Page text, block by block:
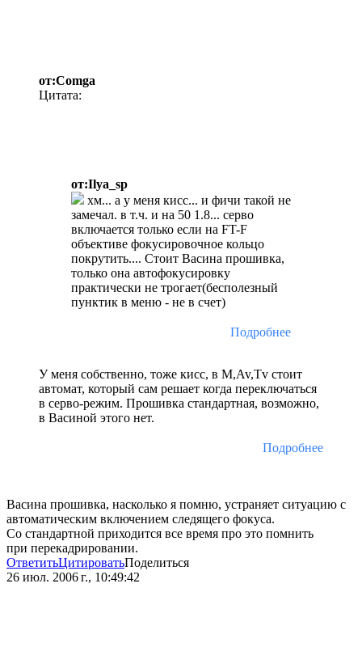
от:Comga
Цитата:
от:Ilya_sp
хм... а у меня кисс... и фичи такой не
замечал. в т.ч. и на 50 1.8... серво
включается только если на FT-F
объективе фокусировочное кольцо
покрутить.... Стоит Васина прошивка,
только она автофокусировку
практически не трогает(бесполезный
пунктик в меню - не в счет)
Подробнее
У меня собственно, тоже кисс, в M,Av,Tv стоит
автомат, который сам решает когда переключаться
в серво-режим. Прошивка стандартная, возможно,
в Васиной этого нет.
Подробнее
Васина прошивка, насколько я помню, устраняет ситуацию с
автоматическим включением следящего фокуса.
Со стандартной приходится все время про это помнить
при перекадрировании.
ОтветитьЦитироватьПоделиться
26 июл. 2006 г., 10:49:42